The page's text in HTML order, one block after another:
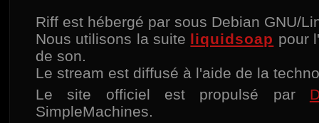
Riff est hébergé par sous Debian GNU/
Nous utilisons la suite liquidsoap pour
de son.
Le stream est diffusé à l'aide de la
Le site officiel est propulsé par
SimpleMachines.